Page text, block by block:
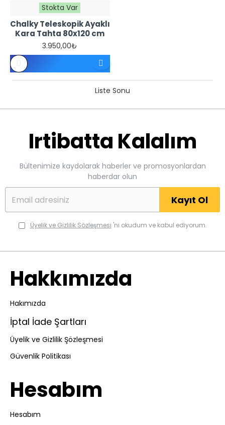
Stokta Var
Chalky Teleskopik Ayaklı
Kara Tahta 80x120 cm
3.950,00₺
Liste Sonu
Irtibatta Kalalım
Bültenimize kaydolarak haberler ve promosyonlardan
haberdar olun
Kayıt Ol
Üyelik ve Gizlilik Sözleşmesi 'ni okudum ve kabul ediyorum.
Hakkımızda
Hakımızda
İptal İade Şartları
Üyelik ve Gizlilik Şözleşmesi
Güvenlik Politikası
Hesabım
Hesabım